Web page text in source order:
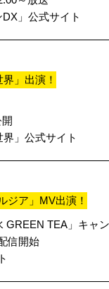
」公式サイト
」出演！
」公式サイト
ジア」MV出演！
GREEN TEA」キャ
信開始